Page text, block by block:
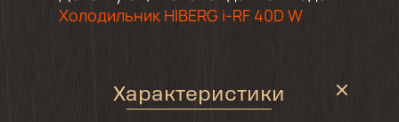
Холодильник HIBERG i-RF 40D W
Характеристики